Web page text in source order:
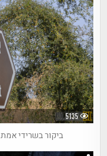
5135
ביקור בשרידי